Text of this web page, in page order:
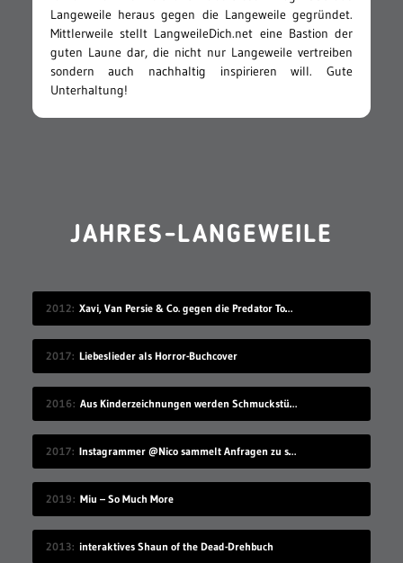
Langeweile heraus gegen die Langeweile gegründet.
Mittlerweile stellt LangweileDich.net eine Bastion der
guten Laune dar, die nicht nur Langeweile vertreiben
sondern auch nachhaltig inspirieren will. Gute
Unterhaltung!
JAHRES-LANGEWEILE
2012 Xavi, Van Persie & Co. gegen die Predator Todeszonen
2017 Liebeslieder als Horror-Buchcover
2016 Aus Kinderzeichnungen werden Schmuckstücke
2017 Instagrammer @Nico sammelt Anfragen zu seinem Benutzernamen
2019 Miu – So Much More
2013 interaktives Shaun of the Dead-Drehbuch